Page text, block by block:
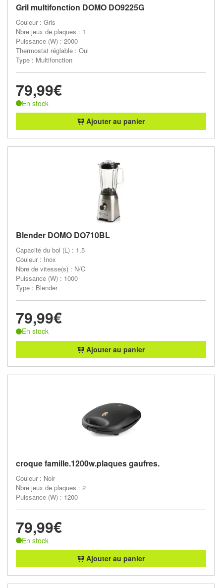
Gril multifonction DOMO DO9225G
Couleur : Gris
Nbre jeux de plaques : 1
Puissance (W) : 2000
Thermostat réglable : Oui
Type : Multifonction
79,99€
En stock
Ajouter au panier
Blender DOMO DO710BL
Capacité du bol (L) : 1.5
Couleur : Inox
Nbre de vitesse(s) : N/C
Puissance (W) : 1000
Type : Blender
79,99€
En stock
Ajouter au panier
croque famille.1200w.plaques gaufres.
Couleur : Noir
Nbre jeux de plaques : 2
Puissance (W) : 1200
79,99€
En stock
Ajouter au panier